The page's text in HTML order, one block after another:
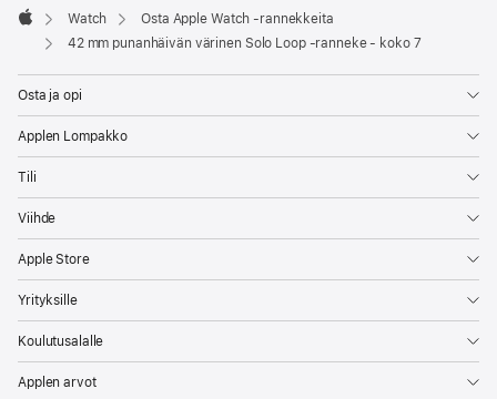
Apple
Watch
Osta Apple Watch ‑rannekkeita
42 mm punanhäivän värinen Solo Loop ‑ranneke - koko 7
Osta ja opi
Applen Lompakko
Tili
Viihde
Apple Store
Yrityksille
Koulutusalalle
Applen arvot